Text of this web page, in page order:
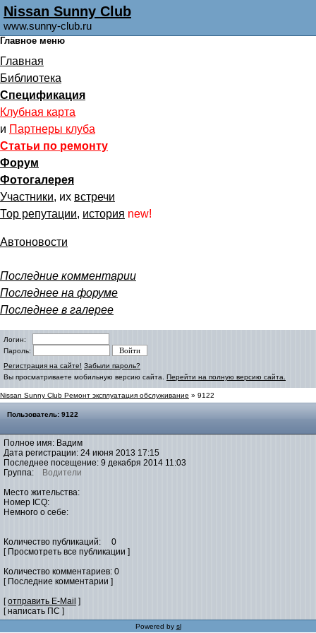
Nissan Sunny Club
www.sunny-club.ru
Главное меню
Главная
Библиотека
Спецификация
Клубная карта
и Партнеры клуба
Статьи по ремонту
Форум
Фотогалерея
Участники, их встречи
Тор репутации, история new!
Автоновости
Последние комментарии
Последнее на форуме
Последнее в галерее
Логин:
Пароль:
Регистрация на сайте! Забыли пароль?
Вы просматриваете мобильную версию сайта. Перейти на полную версию сайта.
Nissan Sunny Club Ремонт эксплуатация обслуживание » 9122
Пользователь: 9122
Полное имя: Вадим
Дата регистрации: 24 июня 2013 17:15
Последнее посещение: 9 декабря 2014 11:03
Группа:
Водители
Место жительства:
Номер ICQ:
Немного о себе:
Количество публикаций: 0
[ Просмотреть все публикации ]
Количество комментариев: 0
[ Последние комментарии ]
[отправить E-Mail ]
[ написать ПС ]
Powered by sl